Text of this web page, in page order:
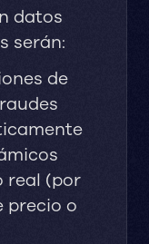
datos
serán:
de
real (por
precio o